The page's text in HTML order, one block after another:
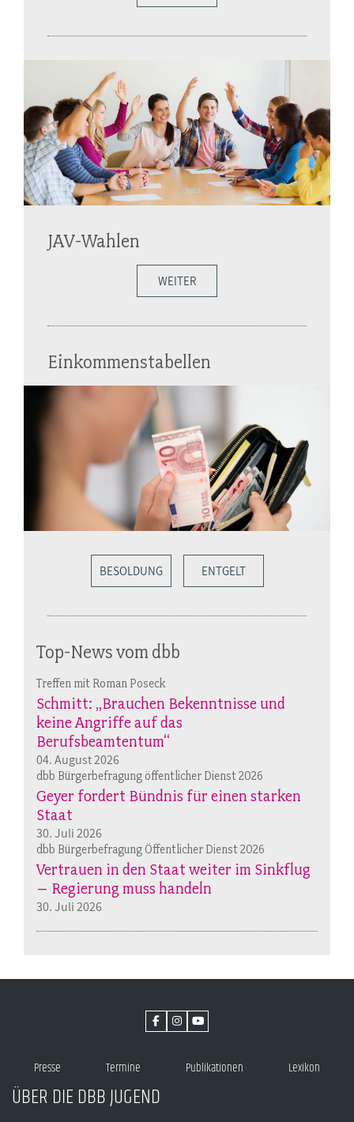
JAV-Wahlen
WEITER
Einkommenstabellen
BESOLDUNG ENTGELT
Top-News vom dbb
Treffen mit Roman Poseck
Schmitt: „Brauchen Bekenntnisse und
keine Angriffe auf das
Berufsbeamtentum“
04. August 2026
dbb Bürgerbefragung öffentlicher Dienst 2026
Geyer fordert Bündnis für einen starken
Staat
30. Juli 2026
dbb Bürgerbefragung Öffentlicher Dienst 2026
Vertrauen in den Staat weiter im Sinkflug
– Regierung muss handeln
30. Juli 2026
Presse Termine Publikationen Lexikon
ÜBER DIE DBB JUGEND